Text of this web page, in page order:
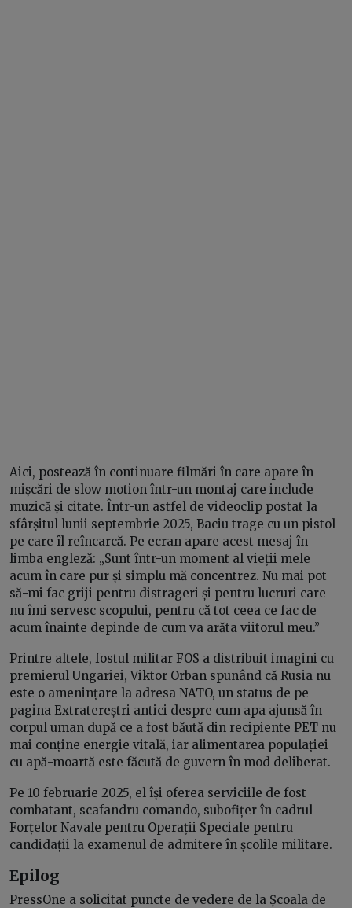
Aici, postează în continuare filmări în care apare în
mișcări de slow motion într-un montaj care include
muzică și citate. Într-un astfel de videoclip postat la
sfârșitul lunii septembrie 2025, Baciu trage cu un pistol
pe care îl reîncarcă. Pe ecran apare acest mesaj în
limba engleză: „Sunt într-un moment al vieții mele
acum în care pur și simplu mă concentrez. Nu mai pot
să-mi fac griji pentru distrageri și pentru lucruri care
nu îmi servesc scopului, pentru că tot ceea ce fac de
acum înainte depinde de cum va arăta viitorul meu.”
Printre altele, fostul militar FOS a distribuit imagini cu
premierul Ungariei, Viktor Orban spunând că Rusia nu
este o amenințare la adresa NATO, un status de pe
pagina Extratereștri antici despre cum apa ajunsă în
corpul uman după ce a fost băută din recipiente PET nu
mai conține energie vitală, iar alimentarea populației
cu apă-moartă este făcută de guvern în mod deliberat.
Pe 10 februarie 2025, el își oferea serviciile de fost
combatant, scafandru comando, subofițer în cadrul
Forțelor Navale pentru Operații Speciale pentru
candidații la examenul de admitere în școlile militare.
Epilog
PressOne a solicitat puncte de vedere de la Școala de